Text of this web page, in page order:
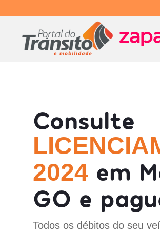
Consulte
2024 em
GO e
Todos os débitos do seu